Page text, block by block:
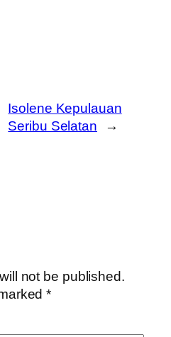
Isolene Kepulauan
Seribu Selatan
→
not be published.
*